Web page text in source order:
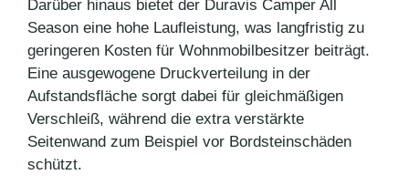
Darüber hinaus bietet der Duravis Camper All
Season eine hohe Laufleistung, was langfristig zu
geringeren Kosten für Wohnmobilbesitzer beiträgt.
Eine ausgewogene Druckverteilung in der
Aufstandsfläche sorgt dabei für gleichmäßigen
Verschleiß, während die extra verstärkte
Seitenwand zum Beispiel vor Bordsteinschäden
schützt.